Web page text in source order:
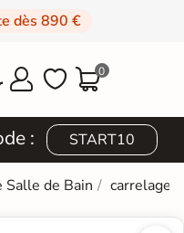
dès 890 €
  0
: START10
Salle de Bain carrelage